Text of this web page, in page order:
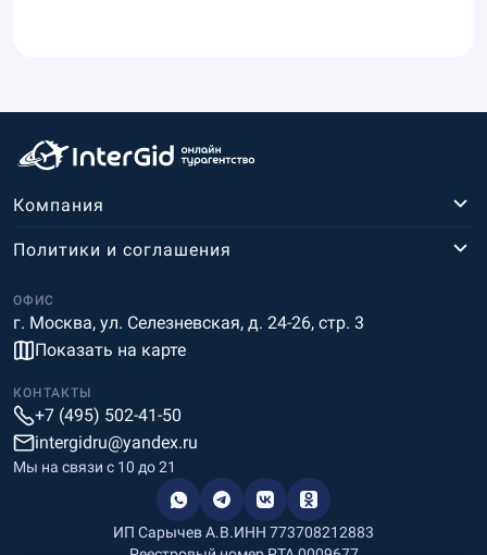
Компания
ОФИС
г. Москва, ул. Селезневская, д. 24-26, стр. 3
Показать на карте
Политики и соглашения
КОНТАКТЫ
+7 (495) 502-41-50
intergidru@yandex.ru
Мы на связи c 10 до 21
ИП Сарычев А.В.ИНН 773708212883